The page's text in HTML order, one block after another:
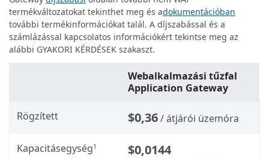
termékváltozatokat tekinthet meg és adokumentációban
további termékinformációkat talál. A díjszabással és a
számlázással kapcsolatos információkért tekintse meg az
alábbi GYAKORI KÉRDÉSEK szakaszt.
Webalkalmazási tűzfal
Application Gateway
Rögzített $0,36/ átjárói üzemóra
Kapacitásegység1 $0,0144